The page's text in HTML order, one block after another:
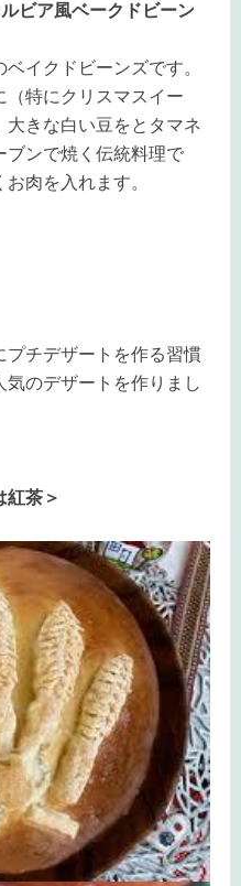
ビア風ベークドビーン
イクドビーンズです。
（特にクリスマスイー
大きな白い豆をとタマネ
ブンで焼く伝統料理で
肉を入れます。
プチデザートを作る習慣
のデザートを作りまし
紅茶＞